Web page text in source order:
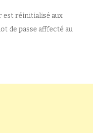
est réinitialisé aux
de passe afffecté au